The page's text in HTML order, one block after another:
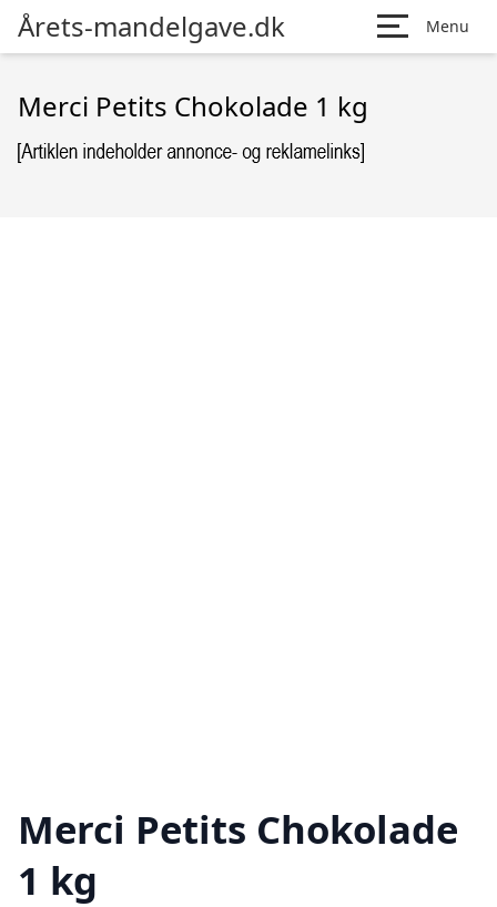
Årets-mandelgave.dk Menu
Merci Petits Chokolade 1 kg
Merci Petits Chokolade
1 kg